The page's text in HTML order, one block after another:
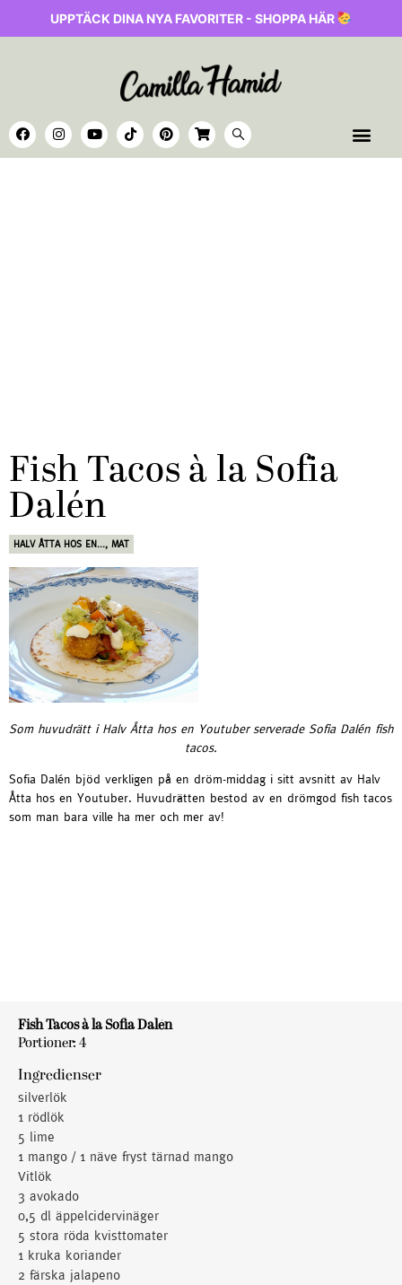
UPPTÄCK DINA NYA FAVORITER - SHOPPA HÄR
Fish Tacos à la Sofia
Dalén
HALV ÅTTA HOS EN..., MAT
Som huvudrätt i Halv Åtta hos en Youtuber serverade Sofia Dalén fish
tacos.
Sofia Dalén bjöd verkligen på en dröm-middag i sitt avsnitt av Halv
Åtta hos en Youtuber. Huvudrätten bestod av en drömgod fish tacos
som man bara ville ha mer och mer av!
Fish Tacos à la Sofia Dalén
Portioner: 4
Ingredienser
silverlök
1 rödlök
5 lime
1 mango / 1 näve fryst tärnad mango
Vitlök
3 avokado
0,5 dl äppelcidervinäger
5 stora röda kvisttomater
1 kruka koriander
2 färska jalapeno